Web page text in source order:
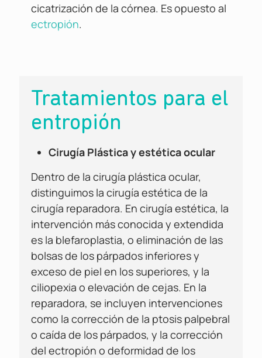
cicatrización de la córnea. Es opuesto al
ectropión.
Tratamientos para el
entropión
Cirugía Plástica y estética ocular
Dentro de la cirugía plástica ocular,
distinguimos la cirugía estética de la
cirugía reparadora. En cirugía estética, la
intervención más conocida y extendida
es la blefaroplastia, o eliminación de las
bolsas de los párpados inferiores y
exceso de piel en los superiores, y la
ciliopexia o elevación de cejas. En la
reparadora, se incluyen intervenciones
como la corrección de la ptosis palpebral
o caída de los párpados, y la corrección
del ectropión o deformidad de los